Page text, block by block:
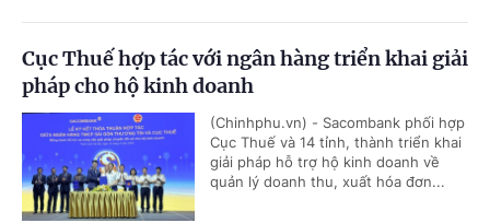
Cục Thuế hợp tác với ngân hàng triển khai giải
pháp cho hộ kinh doanh
(Chinhphu.vn) - Sacombank phối hợp
Cục Thuế và 14 tỉnh, thành triển khai
giải pháp hỗ trợ hộ kinh doanh về
quản lý doanh thu, xuất hóa đơn...